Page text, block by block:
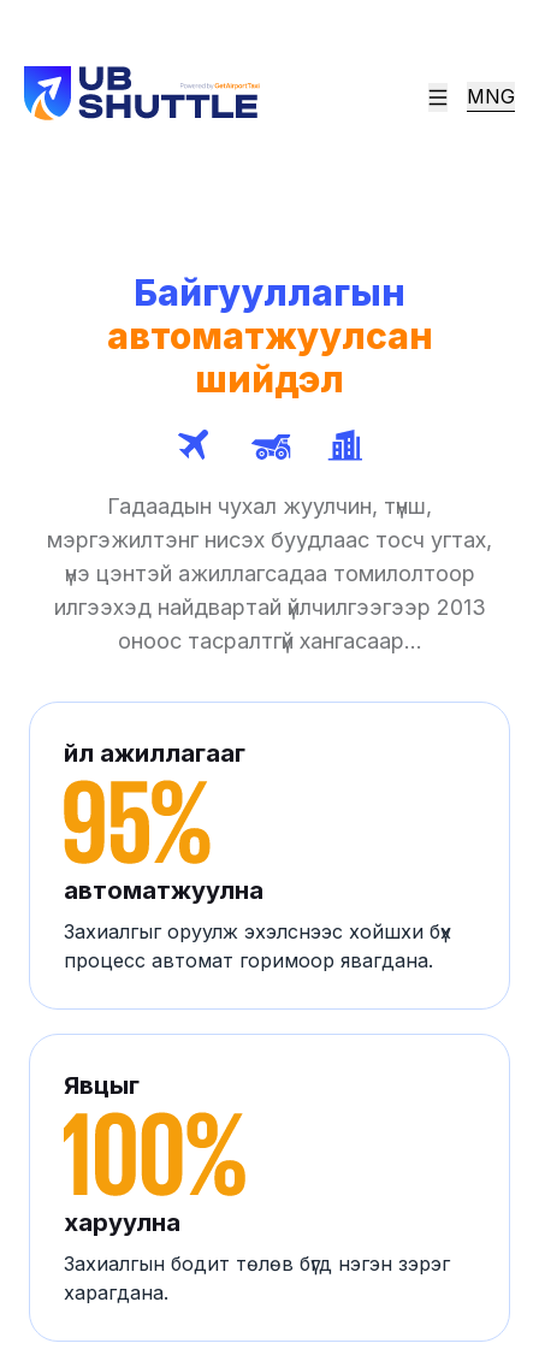
MNG
Дэлхийн 100+ нисэх буудлуудад
Нисэх буудлын унааны нэгдсэн платформ
Байгууллагын
автоматжуулсан
шийдэл
Гадаадын чухал жуулчин, түнш,
мэргэжилтэнг нисэх буудлаас тосч угтах,
үнэ цэнтэй ажиллагсадаа томилолтоор
илгээхэд найдвартай үйлчилгээгээр 2013
оноос тасралтгүй хангасаар...
Үйл ажиллагааг
автоматжуулна
Захиалгыг оруулж эхэлснээс хойшхи бүх
процесс автомат горимоор явагдана.
Явцыг
харуулна
Захиалгын бодит төлөв бүгд нэгэн зэрэг
харагдана.